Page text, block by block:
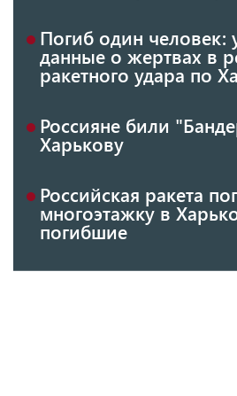
Погиб один человек:
данные о жертвах в
ракетного удара по
Россияне били
Харькову
Российская ракета
многоэтажку в
погибшие